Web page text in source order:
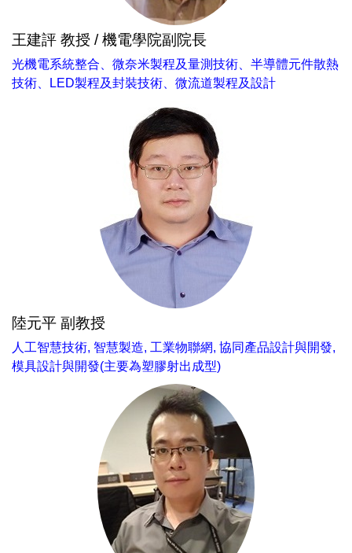
王建評 教授 / 機電學院副院長
光機電系統整合、微奈米製程及量測技術、半導體元件散熱
技術、LED製程及封裝技術、微流道製程及設計
陸元平 副教授
人工智慧技術, 智慧製造, 工業物聯網, 協同產品設計與開發,
模具設計與開發(主要為塑膠射出成型)